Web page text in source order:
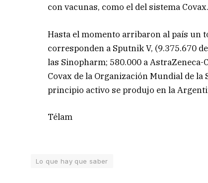
con vacunas, como el del sistema Covax.
Hasta el momento arribaron al país un
corresponden a Sputnik V, (9.375.670
las Sinopharm; 580.000 a
Covax de la Organización Mundial de la
principio activo se produjo en la
Télam
Lo que hay que saber